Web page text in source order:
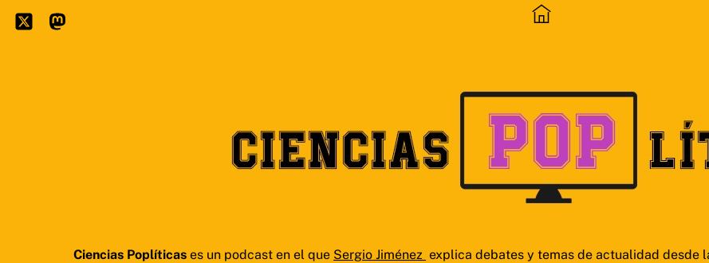
Skip
Icon
Mastodon
Ciencias Poplíticas es un podcast en el que Sergio Jiménez explica debates y temas de actualidad desde